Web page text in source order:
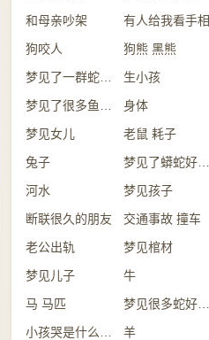
和母亲吵架
有人给我看手相
狗咬人
狗熊 黑熊
生小孩
身体
梦见女儿
老鼠 耗子
兔子
梦见了蟒蛇好不好？
河水
梦见孩子
断联很久的朋友
交通事故 撞车
老公出轨
梦见棺材
梦见儿子
牛
马 马匹
梦见很多蛇好不好？
羊